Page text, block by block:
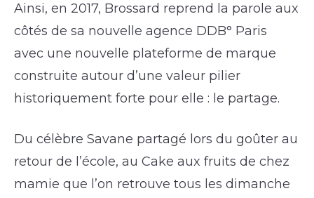
Ainsi, en 2017, Brossard reprend la parole aux
côtés de sa nouvelle agence DDB° Paris
avec une nouvelle plateforme de marque
construite autour d’une valeur pilier
historiquement forte pour elle : le partage.
Du célèbre Savane partagé lors du goûter au
retour de l’école, au Cake aux fruits de chez
mamie que l’on retrouve tous les dimanche